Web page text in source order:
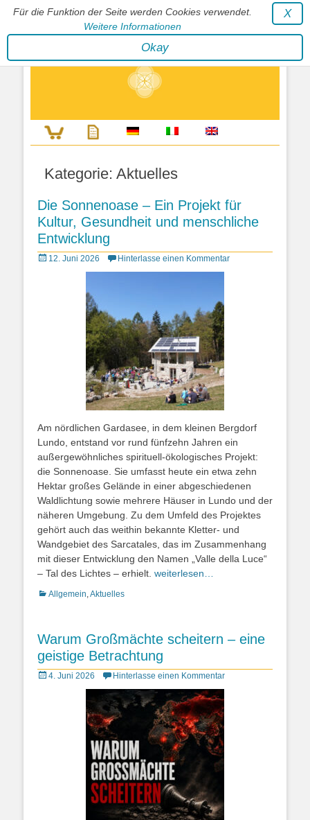
Für die Funktion der Seite werden Cookies verwendet.
Weitere Informationen
X
Okay
Stephan Wunderlich Verlag
Literatur zur Förderung der Gestaltfähigkeit des Lebens
Kategorie: Aktuelles
Die Sonnenoase – Ein Projekt für
Kultur, Gesundheit und menschliche
Entwicklung
Posted
12. Juni 2026 Hinterlasse einen Kommentar
Am nördlichen Gardasee, in dem kleinen Bergdorf
Lundo, entstand vor rund fünfzehn Jahren ein
außergewöhnliches spirituell-ökologisches Projekt:
die Sonnenoase. Sie umfasst heute ein etwa zehn
Hektar großes Gelände in einer abgeschiedenen
Waldlichtung sowie mehrere Häuser in Lundo und der
näheren Umgebung. Zu dem Umfeld des Projektes
gehört auch das weithin bekannte Kletter- und
Wandgebiet des Sarcatales, das im Zusammenhang
mit dieser Entwicklung den Namen „Valle della Luce“
– Tal des Lichtes – erhielt. weiterlesen…
Kategorien
Allgemein,Aktuelles
Warum Großmächte scheitern – eine
geistige Betrachtung
Posted
4. Juni 2026 Hinterlasse einen Kommentar